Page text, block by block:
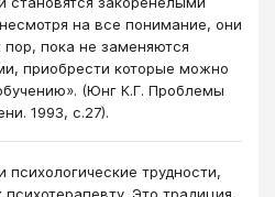
на все понимание, они
пор, пока не заменяются
приобрести которые можно
(Юнг К.Г. Проблемы
1993, с.27).
психологические трудности,